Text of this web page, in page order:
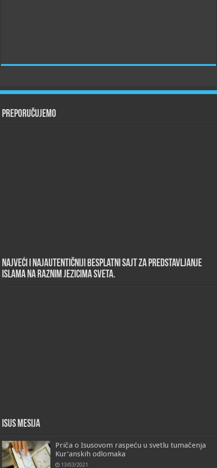
Preporučujemo
Najveći i najautentičniji besplatni sajt za predstavljanje
islama na raznim jezicima sveta.
Isus Mesija
Priča o Isusovom raspeću u svetlu tumačenja
Kur’anskih odlomaka
13/03/2021